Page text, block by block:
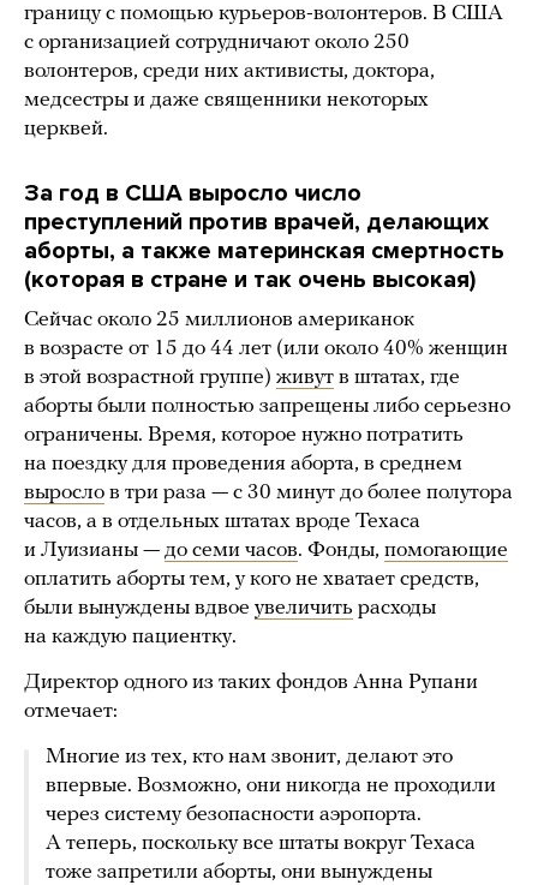
границу с помощью курьеров-волонтеров. В США
с организацией сотрудничают около 250
волонтеров, среди них активисты, доктора,
медсестры и даже священники некоторых
церквей.
За год в США выросло число
преступлений против врачей, делающих
аборты, а также материнская смертность
(которая в стране и так очень высокая)
Сейчас около 25 миллионов американок
в возрасте от 15 до 44 лет (или около 40% женщин
в этой возрастной группе) живут в штатах, где
аборты были полностью запрещены либо серьезно
ограничены. Время, которое нужно потратить
на поездку для проведения аборта, в среднем
выросло в три раза — с 30 минут до более полутора
часов, а в отдельных штатах вроде Техаса
и Луизианы — до семи часов. Фонды, помогающие
оплатить аборты тем, у кого не хватает средств,
были вынуждены вдвое увеличить расходы
на каждую пациентку.
Директор одного из таких фондов Анна Рупани
отмечает:
Многие из тех, кто нам звонит, делают это
впервые. Возможно, они никогда не проходили
через систему безопасности аэропорта.
А теперь, поскольку все штаты вокруг Техаса
тоже запретили аборты, они вынуждены